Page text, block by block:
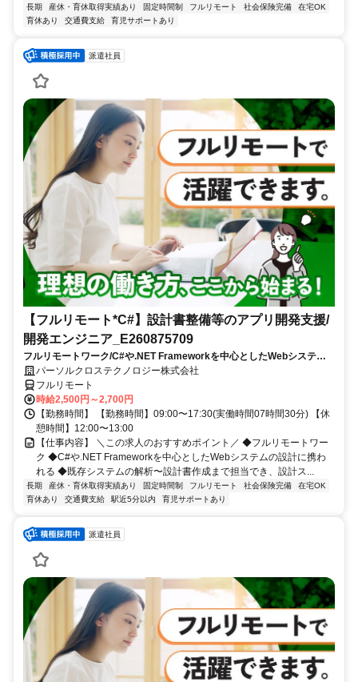
長期 産休・育休取得実績あり 固定時間制 フルリモート 社会保険完備
在宅OK
育休あり
交通費支給 育児サポートあり
派遣社員
【フルリモート*C#】設計書整備等のアプリ開発支援/
開発エンジニア_E260875709
フルリモートワーク/C#や.NET Frameworkを中心としたWebシステム
の設計に携われる/既存システムの解析〜設計書作成まで担当でき、設計
スキルを磨ける
パーソルクロステクノロジー株式会社
フルリモート
時給2,500円～2,700円
【勤務時間】 【勤務時間】09:00〜17:30(実働時間07時間30分) 【休
憩時間】12:00〜13:00
【仕事内容】 ＼この求人のおすすめポイント／ ◆フルリモートワー
ク ◆C#や.NET Frameworkを中心としたWebシステムの設計に携わ
れる ◆既存システムの解析〜設計書作成まで担当でき、設計ス...
長期 産休・育休取得実績あり 固定時間制 フルリモート 社会保険完備
在宅OK
育休あり
交通費支給 駅近5分以内 育児サポートあり
派遣社員